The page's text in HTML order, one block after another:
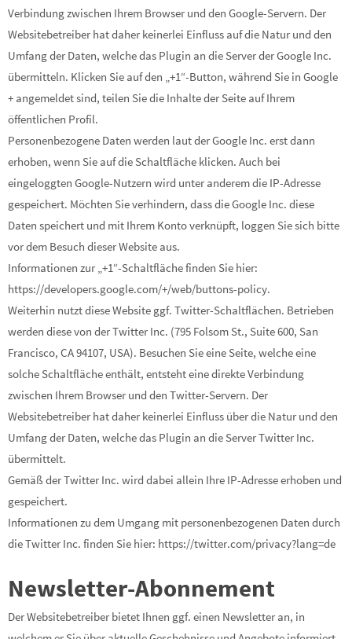
Verbindung zwischen Ihrem Browser und den Google-Servern. Der
Websitebetreiber hat daher keinerlei Einfluss auf die Natur und den
Umfang der Daten, welche das Plugin an die Server der Google Inc.
übermitteln. Klicken Sie auf den „+1“-Button, während Sie in Google
+ angemeldet sind, teilen Sie die Inhalte der Seite auf Ihrem
öffentlichen Profil.
Personenbezogene Daten werden laut der Google Inc. erst dann
erhoben, wenn Sie auf die Schaltfläche klicken. Auch bei
eingeloggten Google-Nutzern wird unter anderem die IP-Adresse
gespeichert. Möchten Sie verhindern, dass die Google Inc. diese
Daten speichert und mit Ihrem Konto verknüpft, loggen Sie sich bitte
vor dem Besuch dieser Website aus.
Informationen zur „+1“-Schaltfläche finden Sie hier:
https://developers.google.com/+/web/buttons-policy.
Weiterhin nutzt diese Website ggf. Twitter-Schaltflächen. Betrieben
werden diese von der Twitter Inc. (795 Folsom St., Suite 600, San
Francisco, CA 94107, USA). Besuchen Sie eine Seite, welche eine
solche Schaltfläche enthält, entsteht eine direkte Verbindung
zwischen Ihrem Browser und den Twitter-Servern. Der
Websitebetreiber hat daher keinerlei Einfluss über die Natur und den
Umfang der Daten, welche das Plugin an die Server Twitter Inc.
übermittelt.
Gemäß der Twitter Inc. wird dabei allein Ihre IP-Adresse erhoben und
gespeichert.
Informationen zu dem Umgang mit personenbezogenen Daten durch
die Twitter Inc. finden Sie hier: https://twitter.com/privacy?lang=de
Newsletter-Abonnement
Der Websitebetreiber bietet Ihnen ggf. einen Newsletter an, in